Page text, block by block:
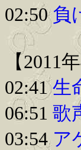
02:50負
【2011
02:41生
06:51 歌
03:54ア